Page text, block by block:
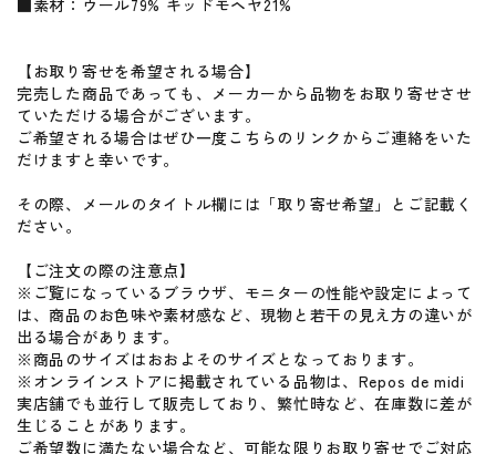
【お取り寄せを希望される場合】
完売した商品であっても、メーカーから品物をお取り寄せさせ
ていただける場合がございます。
ご希望される場合はぜひ一度こちらのリンク からご連絡をいた
だけますと幸いです。
その際、メールのタイトル欄には「取り寄せ希望」とご記載く
ださい。
【ご注文の際の注意点】
※ご覧になっているブラウザ、モニターの性能や設定によって
は、商品のお色味や素材感など、現物と若干の見え方の違いが
出る場合があります。
※商品のサイズはおおよそのサイズとなっております。
※オンラインストアに掲載されている品物は、Repos de midi
実店舗でも並行して販売しており、繁忙時など、在庫数に差が
生じることがあります。
ご希望数に満たない場合など、可能な限りお取り寄せでご対応